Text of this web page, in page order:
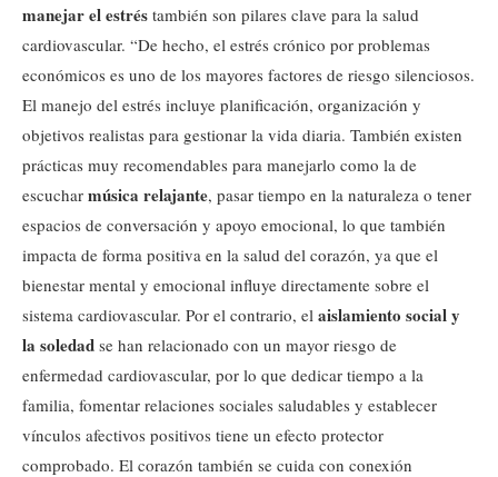
manejar el estrés también son pilares clave para la salud
cardiovascular. “De hecho, el estrés crónico por problemas
económicos es uno de los mayores factores de riesgo silenciosos.
El manejo del estrés incluye planificación, organización y
objetivos realistas para gestionar la vida diaria. También existen
prácticas muy recomendables para manejarlo como la de
escuchar música relajante, pasar tiempo en la naturaleza o tener
espacios de conversación y apoyo emocional, lo que también
impacta de forma positiva en la salud del corazón, ya que el
bienestar mental y emocional influye directamente sobre el
sistema cardiovascular. Por el contrario, el aislamiento social y
la soledad se han relacionado con un mayor riesgo de
enfermedad cardiovascular, por lo que dedicar tiempo a la
familia, fomentar relaciones sociales saludables y establecer
vínculos afectivos positivos tiene un efecto protector
comprobado. El corazón también se cuida con conexión